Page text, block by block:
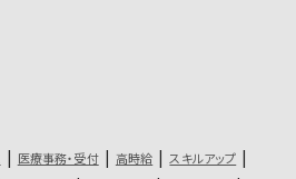
医療事務・受付 高時給
スキルアップ